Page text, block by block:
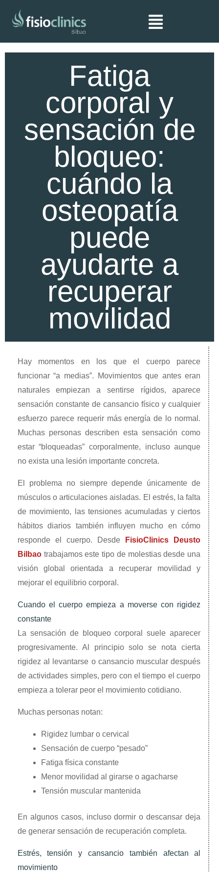
Fatiga
corporal y
sensación de
bloqueo:
cuándo la
osteopatía
puede
ayudarte a
recuperar
movilidad
Hay momentos en los que el cuerpo parece
funcionar “a medias”. Movimientos que antes eran
naturales empiezan a sentirse rígidos, aparece
sensación constante de cansancio físico y cualquier
esfuerzo parece requerir más energía de lo normal.
Muchas personas describen esta sensación como
estar “bloqueadas” corporalmente, incluso aunque
no exista una lesión importante concreta.
El problema no siempre depende únicamente de
músculos o articulaciones aisladas. El estrés, la falta
de movimiento, las tensiones acumuladas y ciertos
hábitos diarios también influyen mucho en cómo
responde el cuerpo. Desde
FisioClinics Deusto
Bilbaotrabajamos este tipo de molestias desde una
visión global orientada a recuperar movilidad y
mejorar el equilibrio corporal.
Cuando el cuerpo empieza a moverse con rigidez
constante
La sensación de bloqueo corporal suele aparecer
progresivamente. Al principio solo se nota cierta
rigidez al levantarse o cansancio muscular después
de actividades simples, pero con el tiempo el cuerpo
empieza a tolerar peor el movimiento cotidiano.
Muchas personas notan:
Rigidez lumbar o cervical
Sensación de cuerpo “pesado”
Fatiga física constante
Menor movilidad al girarse o agacharse
Tensión muscular mantenida
En algunos casos, incluso dormir o descansar deja
de generar sensación de recuperación completa.
Estrés, tensión y cansancio también afectan al
movimiento